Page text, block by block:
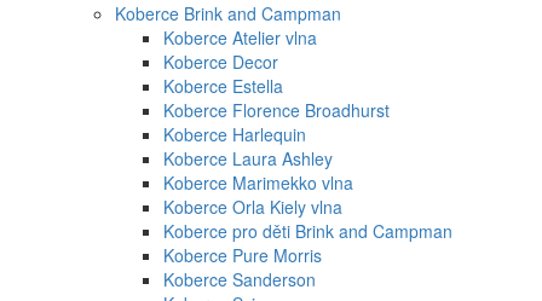
Koberce Brink and Campman
Koberce Atelier vlna
Koberce Decor
Koberce Estella
Koberce Florence Broadhurst
Koberce Harlequin
Koberce Laura Ashley
Koberce Marimekko vlna
Koberce Orla Kiely vlna
Koberce pro děti Brink and Campman
Koberce Pure Morris
Koberce Sanderson